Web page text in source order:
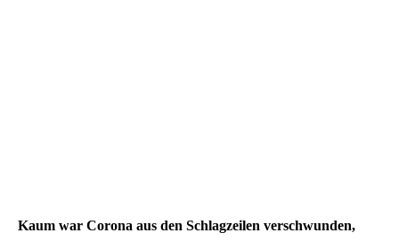
Kaum war Corona aus den Schlagzeilen verschwunden,